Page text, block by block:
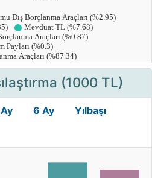
(1000 TL)
6 Ay Yılbaşı